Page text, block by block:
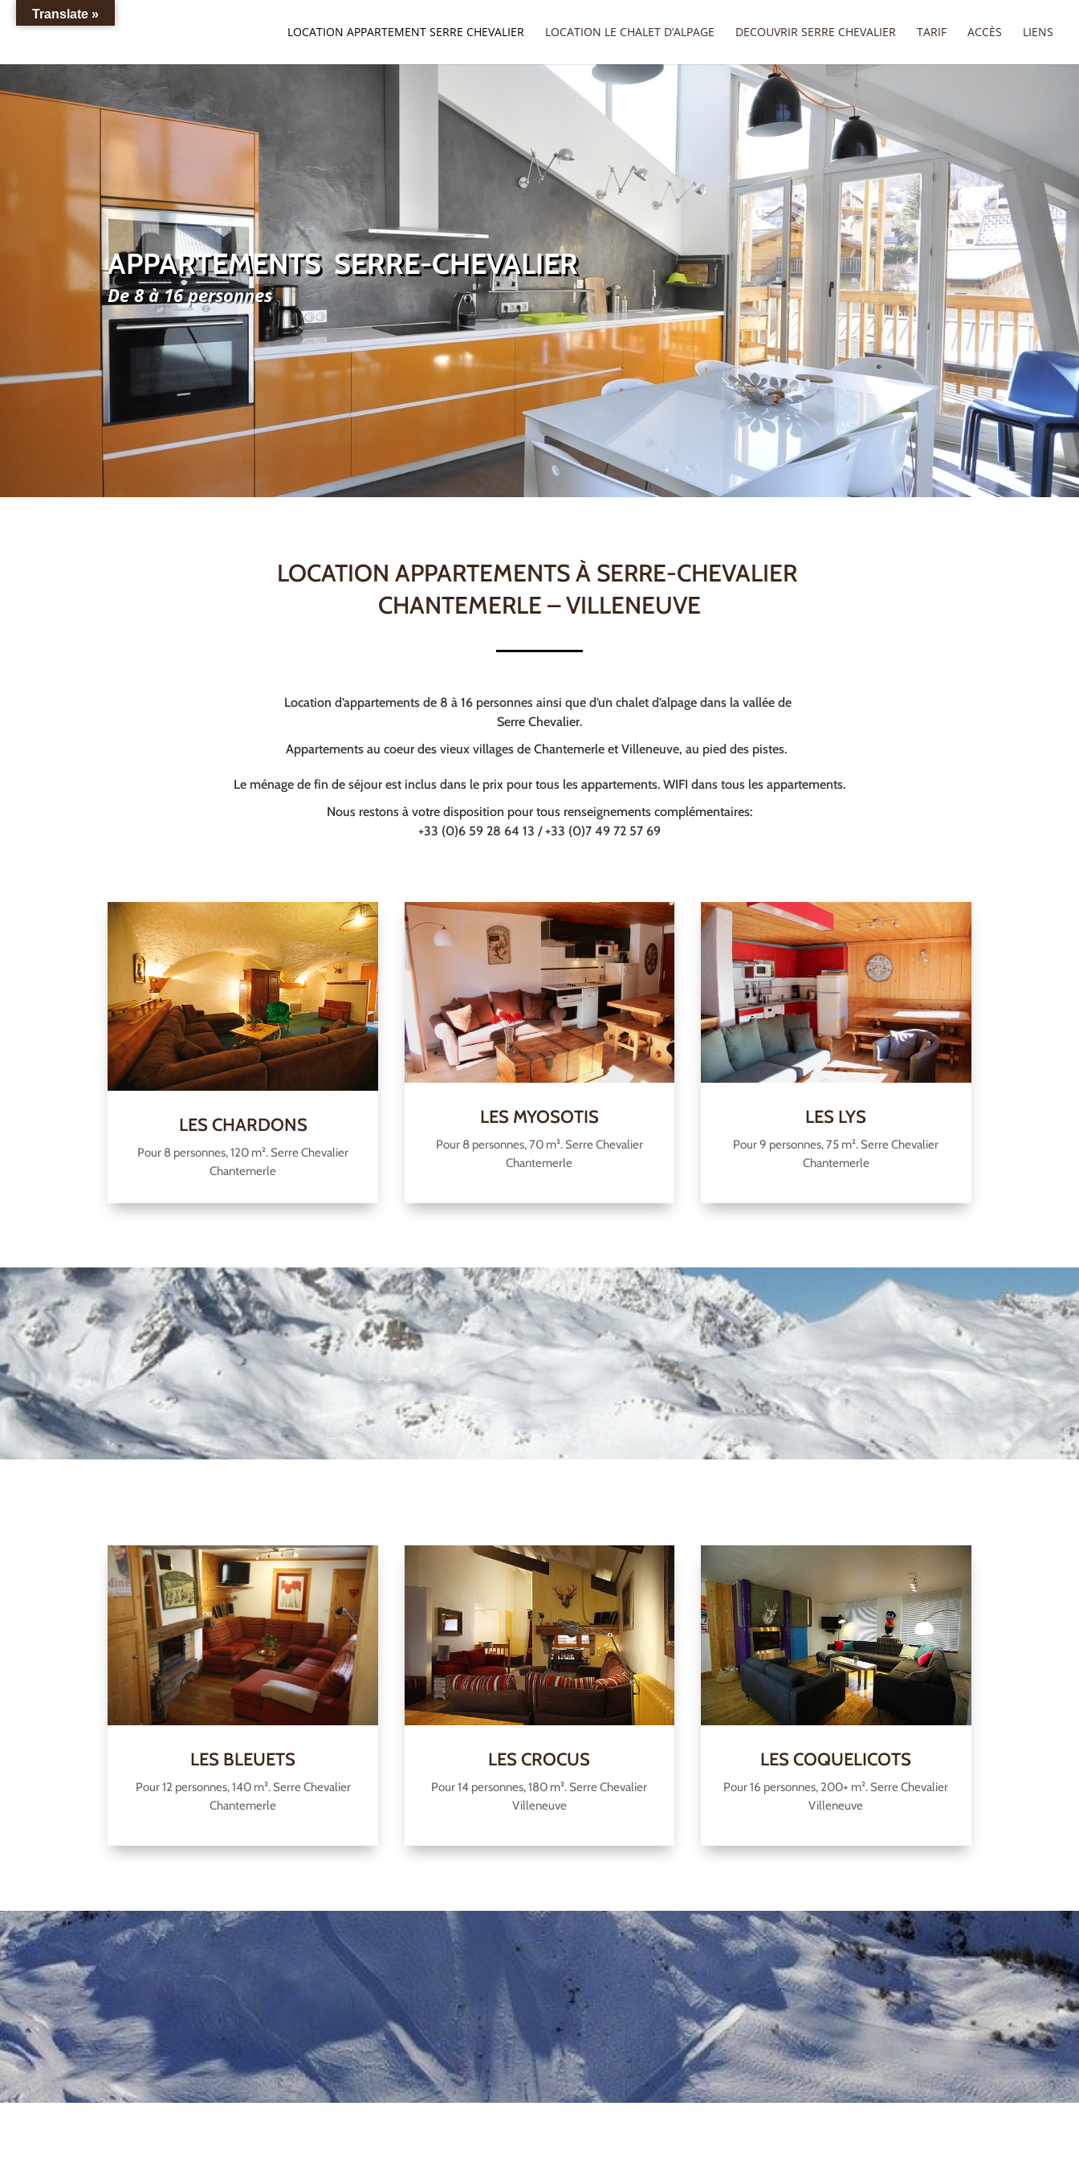
LOCATION APPARTEMENT SERRE CHEVALIER LOCATION LE CHALET D’ALPAGE DECOUVRIR SERRE CHEVALIER TARIF ACCÈS LIENS
APPARTEMENTS SERRE-CHEVALIER
De 8 à 16 personnes
LOCATION APPARTEMENTS À SERRE-CHEVALIER
CHANTEMERLE – VILLENEUVE
Location d’appartements de 8 à 16 personnes ainsi que d’un chalet d’alpage dans la vallée de
Serre Chevalier.
Appartements au coeur des vieux villages de Chantemerle et Villeneuve, au pied des pistes.
Le ménage de fin de séjour est inclus dans le prix pour tous les appartements. WIFI dans tous les appartements.
Nous restons à votre disposition pour tous renseignements complémentaires:
+33 (0)6 59 28 64 13 / +33 (0)7 49 72 57 69
LES CHARDONS
Pour 8 personnes, 120 m². Serre Chevalier
Chantemerle
LES MYOSOTIS
Pour 8 personnes, 70 m². Serre Chevalier
Chantemerle
LES LYS
Pour 9 personnes, 75 m². Serre Chevalier
Chantemerle
LES BLEUETS
Pour 12 personnes, 140 m². Serre Chevalier
Chantemerle
LES CROCUS
Pour 14 personnes, 180 m². Serre Chevalier
Villeneuve
LES COQUELICOTS
Pour 16 personnes, 200+ m². Serre Chevalier
Villeneuve
Translate »